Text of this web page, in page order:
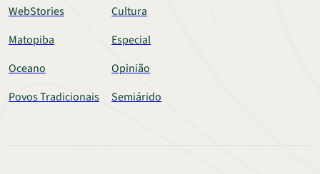
WebStories
Cultura
Matopiba
Especial
Oceano
Opinião
Povos Tradicionais
Semiárido